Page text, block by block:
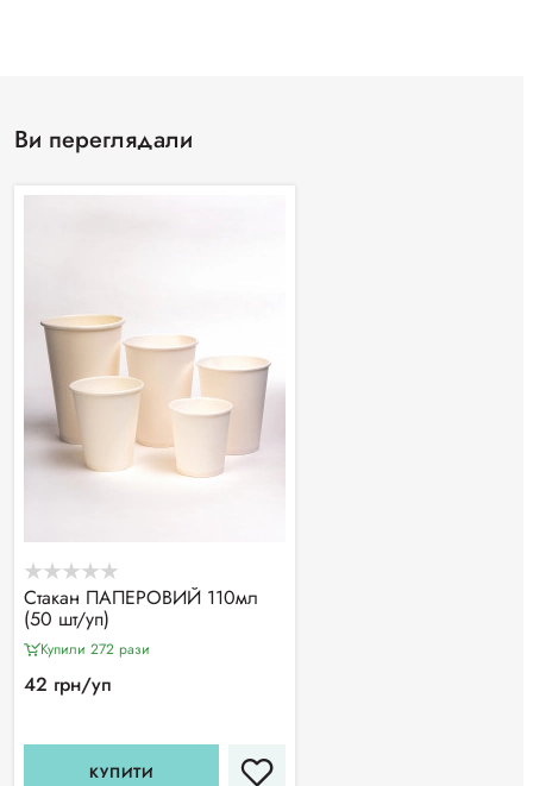
Ви переглядали
Стакан ПАПЕРОВИЙ 110мл
(50 шт/уп)
Купили 272 рази
42 грн/уп
КУПИТИ